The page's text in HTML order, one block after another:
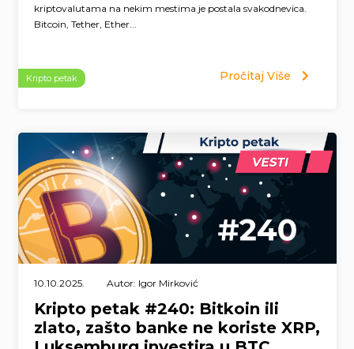
kriptovalutama na nekim mestima je postala svakodnevica.
Bitcoin, Tether, Ether...
Kripto petak Pročitaj Više
10.10.2025. Autor: Igor Mirković
Kripto petak #240: Bitkoin ili
zlato, zašto banke ne koriste XRP,